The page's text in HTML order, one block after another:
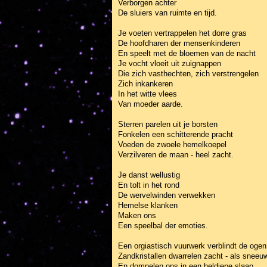
Verborgen achter
De sluiers van ruimte en tijd.
Je voeten vertrappelen het dorre gras
De hoofdharen der mensenkinderen
En speelt met de bloemen van de nacht
Je vocht vloeit uit zuignappen
Die zich vasthechten, zich verstrengelen
Zich inkankeren
In het witte vlees
Van moeder aarde.
Sterren parelen uit je borsten
Fonkelen een schitterende pracht
Voeden de zwoele hemelkoepel
Verzilveren de maan - heel zacht.
Je danst wellustig
En tolt in het rond
De wervelwinden verwekken
Hemelse klanken
Maken ons
Een speelbal der emoties.
Een orgiastisch vuurwerk verblindt de ogen
Zandkristallen dwarrelen zacht - als